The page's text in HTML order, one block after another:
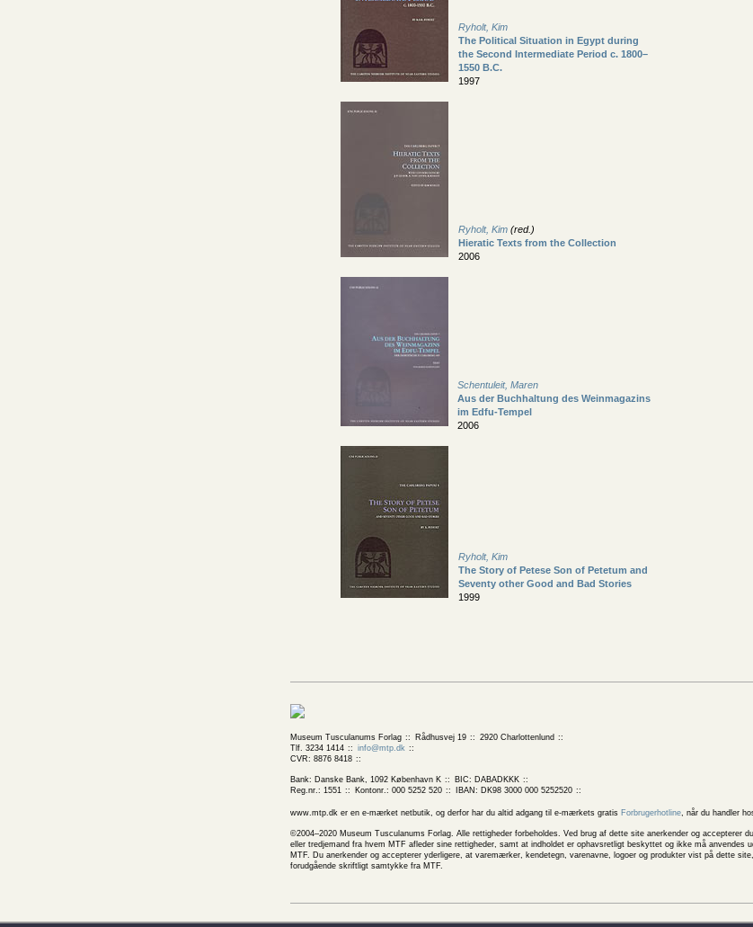
Ryholt, Kim
The Political Situation in Egypt during
the Second Intermediate Period c. 1800–
1550 B.C.
1997
Ryholt, Kim (red.)
Hieratic Texts from the Collection
2006
Schentuleit, Maren
Aus der Buchhaltung des Weinmagazins
im Edfu-Tempel
2006
Ryholt, Kim
The Story of Petese Son of Petetum and
Seventy other Good and Bad Stories
1999
Museum Tusculanums Forlag Rådhusvej 19
2920 Charlottenlund
Tlf. 3234 1414
info@mtp.dk
CVR: 8876 8418
Bank: Danske Bank, 1092 København K
BIC: DABADKKK
Reg.nr.: 1551
Kontonr.: 000 5252 520 IBAN: DK98 3000 000 5252520
www.mtp.dk er en e-mærket netbutik, og derfor har du altid adgang til e-mærkets gratis Forbrugerhotline, når du handler
©2004–2020 Museum Tusculanums Forlag. Alle rettigheder forbeholdes. Ved brug af dette site anerkender og accepterer
eller tredjemand fra hvem MTF afleder sine rettigheder, samt at indholdet er ophavsretligt beskyttet og ikke må anvendes
MTF. Du anerkender og accepterer yderligere, at varemærker, kendetegn, varenavne, logoer og produkter vist på dette
forudgående skriftligt samtykke fra MTF.